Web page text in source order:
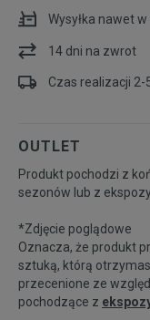
M
Wysyłka nawet w
14 dni na zwrot
Czas realizacji 2-
OUTLET
Produkt pochodzi z
sezonów lub z
*Zdjęcie poglądowe
Oznacza, że produkt
sztuką, którą
przecenione ze
pochodzące z